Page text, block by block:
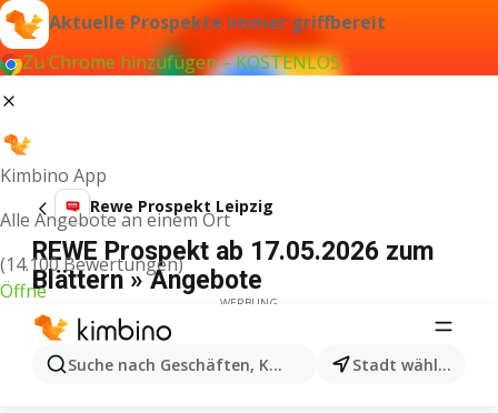
Aktuelle Prospekte immer griffbereit
Zu Chrome hinzufügen – KOSTENLOS
Kimbino App
Alle Angebote an einem Ort
(14.100 Bewertungen)
Öffne
Suche nach Geschäften, Kategorien, Produkten...
Stadt wählen
Rewe Prospekt Leipzig
REWE Prospekt ab 17.05.2026 zum
Blättern » Angebote
WERBUNG